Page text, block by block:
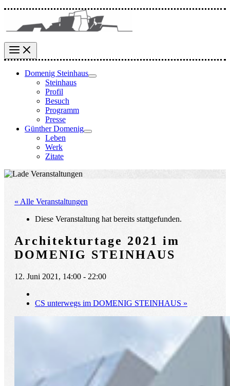
Domenig Steinhaus
Steinhaus
Profil
Besuch
Programm
Presse
Günther Domenig
Leben
Werk
Zitate
« Alle Veranstaltungen
Diese Veranstaltung hat bereits stattgefunden.
Architekturtage 2021 im
DOMENIG STEINHAUS
12. Juni 2021, 14:00 - 22:00
CS unterwegs im DOMENIG STEINHAUS »